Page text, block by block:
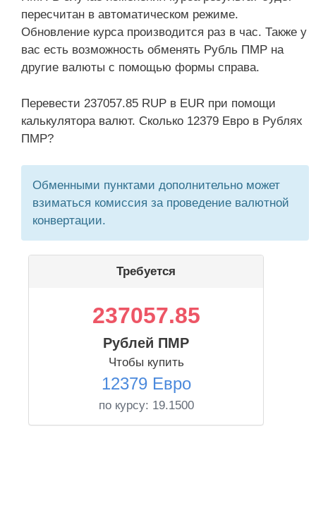
пересчитан в автоматическом режиме.
Обновление курса производится раз в час. Также у
вас есть возможность обменять Рубль ПМР на
другие валюты с помощью формы справа.
Перевести 237057.85 RUP в EUR при помощи
калькулятора валют. Сколько 12379 Евро в Рублях
ПМР?
Обменными пунктами дополнительно может
взиматься комиссия за проведение валютной
конвертации.
Требуется
237057.85
Рублей ПМР
Чтобы купить
12379 Евро
по курсу: 19.1500